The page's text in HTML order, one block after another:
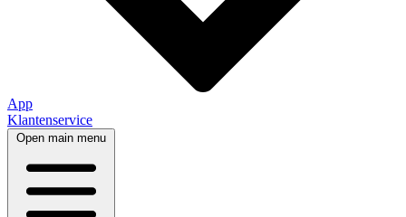
App
Klantenservice
Open main menu